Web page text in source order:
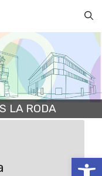
Abrir
LA RODA